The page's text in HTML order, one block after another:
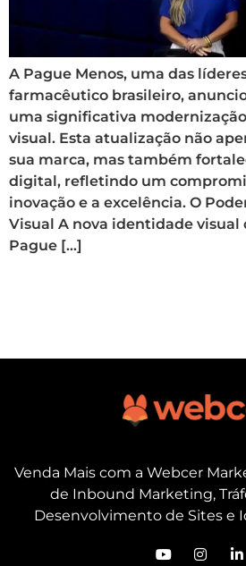
A Pague Menos, uma das
farmacêutico brasileiro,
uma significativa
visual. Esta atualização não
sua marca, mas também
digital, refletindo um
inovação e a excelência. O
Visual A nova identidade visual
Pague […]
Venda Mais com a Webcer
de Inbound Marketing,
Desenvolvimento de Sites e